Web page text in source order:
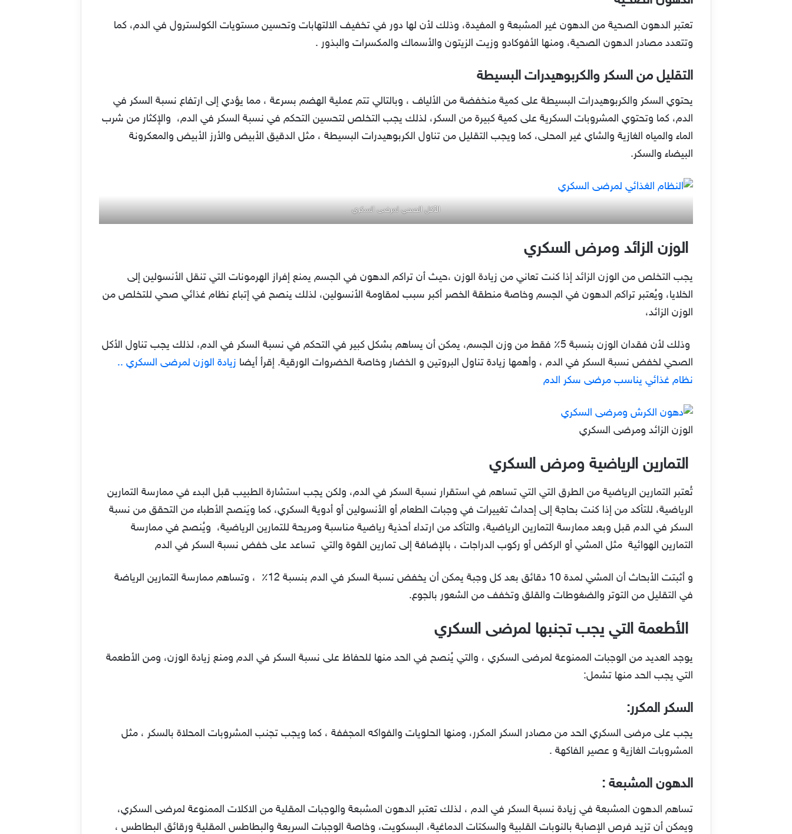
تعتبر الدهون الصحية من الدهون غير المشبعة و المفيدة، وذلك لأن لها دور في تخفيف الالتهابات وتحسين مستويات الكولسترول في الدم، كما
وتتعدد مصادر الدهون الصحية، ومنها الأفوكادو وزيت الزيتون والأسماك والمكسرات والبذور .
التقليل من السكر والكربوهيدرات البسيطة
يحتوي السكر والكربوهيدرات البسيطة على كمية منخفضة من الألياف ، وبالتالي تتم عملية الهضم بسرعة ، مما يؤدي إلى ارتفاع نسبة السكر في
الدم، كما وتحتوي المشروبات السكرية على كمية كبيرة من السكر، لذلك يجب التخلص لتحسين التحكم في نسبة السكر في الدم، والإكثار من شرب
الماء والمياه الغازية والشاي غير المحلى، كما ويجب التقليل من تناول الكربوهيدرات البسيطة ، مثل الدقيق الأبيض والأرز الأبيض والمعكرونة
البيضاء والسكر.
الأكل الصحي لمرضى السكري
الوزن الزائد ومرض السكري
يجب التخلص من الوزن الزائد إذا كنت تعاني من زيادة الوزن ،حيث أن تراكم الدهون في الجسم يمنع إفراز الهرمونات التي تنقل الأنسولين إلى
الخلايا، ويُعتبر تراكم الدهون في الجسم وخاصة منطقة الخصر أكبر سبب لمقاومة الأنسولين، لذلك ينصح في إتباع نظام غذائي صحي للتخلص من
الوزن الزائد،
وذلك لأن فقدان الوزن بنسبة 5٪ فقط من وزن الجسم، يمكن أن يساهم بشكل كبير في التحكم في نسبة السكر في الدم، لذلك يجب تناول الأكل
الصحي لخفض نسبة السكر في الدم ، وأهمها زيادة تناول البروتين و الخضار وخاصة الخضروات الورقية. إقرأ أيضا زيادة الوزن لمرضى السكري ..
نظام غذائي يناسب مرضى سكر الدم
الوزن الزائد ومرضى السكري
التمارين الرياضية ومرض السكري
تُعتبر التمارين الرياضية من الطرق التي التي تساهم في استقرار نسبة السكر في الدم، ولكن يجب استشارة الطبيب قبل البدء في ممارسة التمارين
الرياضية، للتأكد من إذا كنت بحاجة إلى إحداث تغييرات في وجبات الطعام أو الأنسولين أو أدوية السكري، كما ويَنصح الأطباء من التحقق من نسبة
السكر في الدم قبل وبعد ممارسة التمارين الرياضية، والتأكد من ارتداء أحذية رياضية مناسبة ومريحة للتمارين الرياضية، ويُنصح في ممارسة
التمارين الهوائية مثل المشي أو الركض أو ركوب الدراجات ، بالإضافة إلى تمارين القوة والتي تساعد على خفض نسبة السكر في الدم
و أثبتت الأبحاث أن المشي لمدة 10 دقائق بعد كل وجبة يمكن أن يخفض نسبة السكر في الدم بنسبة 12٪ ، وتساهم ممارسة التمارين الرياضة
في التقليل من التوتر والضغوطات والقلق وتخفف من الشعور بالجوع.
الأطعمة التي يجب تجنبها لمرضى السكري
يوجد العديد من الوجبات الممنوعة لمرضى السكري ، والتي يُنصح في الحد منها للحفاظ على نسبة السكر في الدم ومنع زيادة الوزن، ومن الأطعمة
التي يجب الحد منها تشمل:
السكر المكرر:
يجب على مرضى السكري الحد من مصادر السكر المكرر، ومنها الحلويات والفواكه المجففة ، كما ويجب تجنب المشروبات المحلاة بالسكر ، مثل
المشروبات الغازية و عصير الفاكهة .
الدهون المشبعة :
تساهم الدهون المشبعة في زيادة نسبة السكر في الدم ، لذلك تعتبر الدهون المشبعة والوجبات المقلية من الاكلات الممنوعة لمرضى السكري،
ويمكن أن تزيد فرص الإصابة بالنوبات القلبية والسكتات الدماغية، البسكويت، وخاصة الوجبات السريعة والبطاطس المقلية ورقائق البطاطس ،